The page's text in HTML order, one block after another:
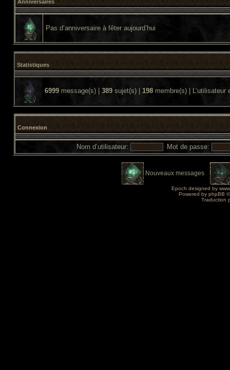
Anniversaires
Pas d’anniversaire à fêter aujourd’hui
Statistiques
6999 message(s) | 389 sujet(s) | 198 membre(s) |
Connexion
Nom d’utilisateur: Mot de passe:
Nouveaux messages
Epoch designed by
Powered by phpBB
Traduction